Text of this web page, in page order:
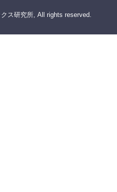
ス研究所, All rights reserved.